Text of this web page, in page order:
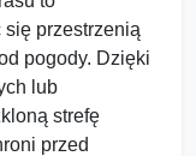
przestrzenią
pogody. Dzięki
lub
strefę
przed